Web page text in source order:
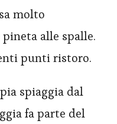
molto
alle spalle.
punti ristoro.
spiaggia dal
fa parte del